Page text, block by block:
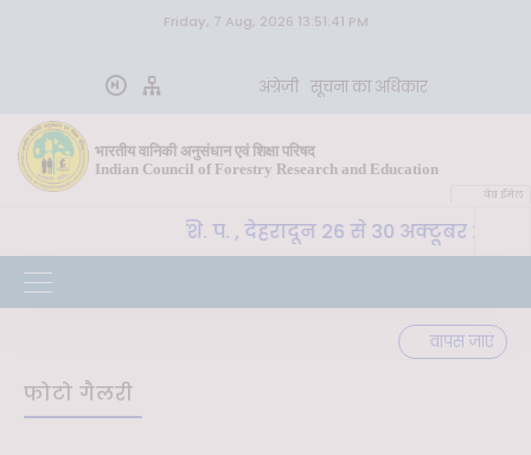
Friday, 7 Aug, 2026 13:51:41 PM
अंग्रेज़ी सूचना का अधिकार
भारतीय वानिकी अनुसंधान एवं शिक्षा परिषद
Indian Council of Forestry Research and Education
वेब ईमेल
SLM, भा. वा. अ. शि. प. , देहरादून 26 से 30 अक्टूबर
वापस जाएं
फोटो गैलरी